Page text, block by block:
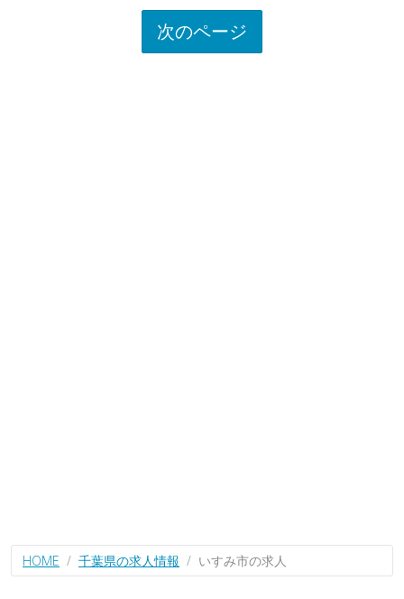
次のページ
HOME 千葉県の求人情報 いすみ市の求人